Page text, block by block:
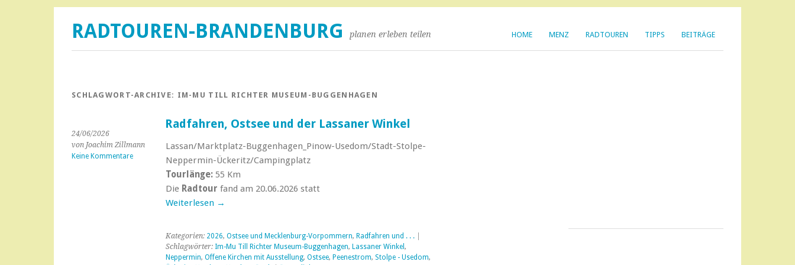
HOME MENZ RADTOUREN TIPPS BEITRÄGE
RADTOUREN-BRANDENBURG planen erleben teilen
SCHLAGWORT-ARCHIVE: IM-MU TILL RICHTER MUSEUM-BUGGENHAGEN
24/06/2026
von Joachim Zillmann
Keine Kommentare
Radfahren, Ostsee und der Lassaner Winkel
Lassan/Marktplatz-Buggenhagen_Pinow-Usedom/Stadt-Stolpe-
Neppermin-Ückeritz/Campingplatz
Tourlänge:55 Km
Die Radtour fand am 20.06.2026 statt
Weiterlesen →
Kategorien: 2026, Ostsee und Mecklenburg-Vorpommern, Radfahren und . . .|
Schlagwörter: Im-Mu Till Richter Museum-Buggenhagen, Lassaner Winkel ,
Neppermin, Offene Kirchen mit Ausstellung, Ostsee, Peenestrom, Stolpe - Usedom,